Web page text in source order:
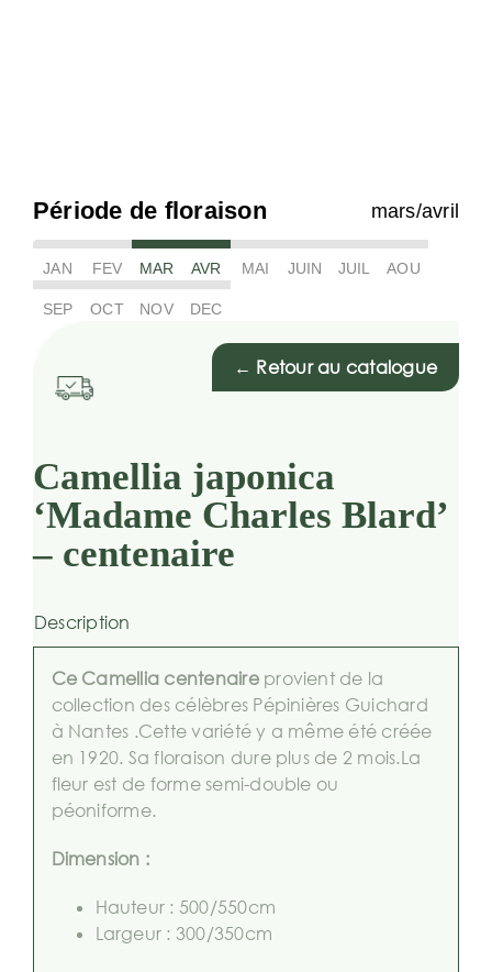
Période de floraison mars/avril
JAN FEV MAR AVR MAI JUIN JUIL AOU
SEP OCT NOV DEC
← Retour au catalogue
Camellia japonica
‘Madame Charles Blard’
– centenaire
Description
Ce Camellia centenaireprovient de la
collection des célèbres Pépinières Guichard
à Nantes .Cette variété y a même été créée
en 1920. Sa floraison dure plus de 2 mois.La
fleur est de forme semi-double ou
péoniforme.
Dimension :
Hauteur : 500/550cm
Largeur : 300/350cm